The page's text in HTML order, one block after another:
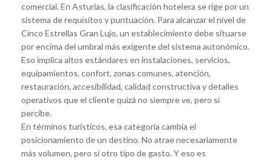
comercial. En Asturias, la clasificación hotelera se rige por un
sistema de requisitos y puntuación. Para alcanzar el nivel de
Cinco Estrellas Gran Lujo, un establecimiento debe situarse
por encima del umbral más exigente del sistema autonómico.
Eso implica altos estándares en instalaciones, servicios,
equipamientos, confort, zonas comunes, atención,
restauración, accesibilidad, calidad constructiva y detalles
operativos que el cliente quizá no siempre ve, pero sí
percibe.
En términos turísticos, esa categoría cambia el
posicionamiento de un destino. No atrae necesariamente
más volumen, pero sí otro tipo de gasto. Y eso es